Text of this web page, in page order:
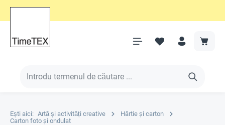
Ești aici: Artă și activități creative
Hârtie și carton
Carton foto și ondulat